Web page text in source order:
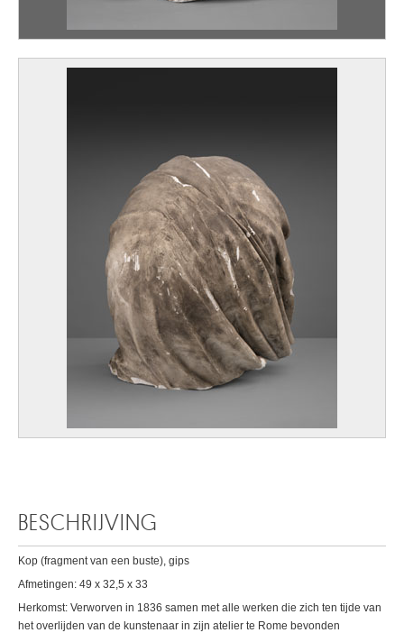
BESCHRIJVING
Kop (fragment van een buste), gips
Afmetingen: 49 x 32,5 x 33
Herkomst: Verworven in 1836 samen met alle werken die zich ten tijde van
het overlijden van de kunstenaar in zijn atelier te Rome bevonden